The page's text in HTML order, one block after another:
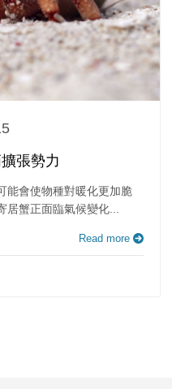
張勢力
能會使物種對暖化更加脆
蟹正面臨氣候變化...
Read more